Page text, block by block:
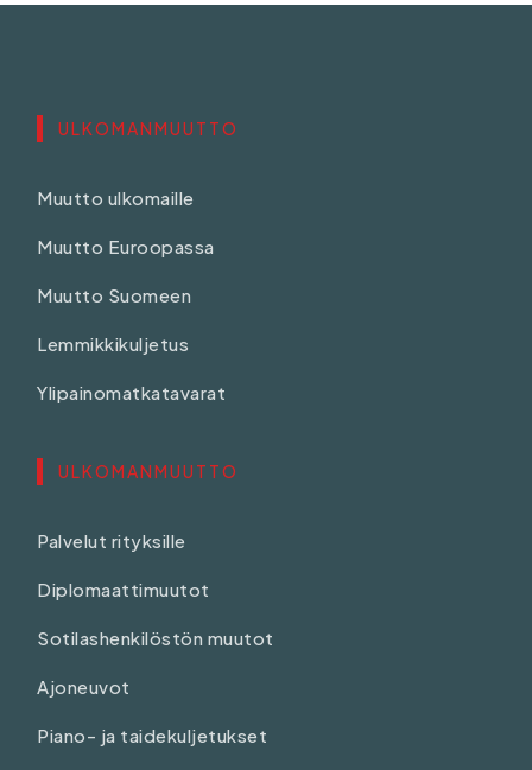
ULKOMANMUUTTO
Muutto ulkomaille
Muutto Euroopassa
Muutto Suomeen
Lemmikkikuljetus
Ylipainomatkatavarat
ULKOMANMUUTTO
Palvelut rityksille
Diplomaattimuutot
Sotilashenkilöstön muutot
Ajoneuvot
Piano- ja taidekuljetukset